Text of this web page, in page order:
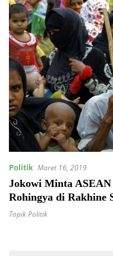
Politik Maret 16, 2019
Jokowi Minta
Rohingya di Rakhine
Topik Politik